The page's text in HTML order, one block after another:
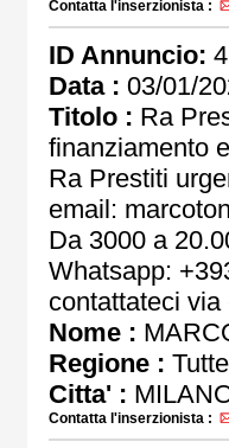
Contatta l'inserzionista :
ID Annuncio:
Data : 03/01/
Titolo : Ra
finanziamento
Ra Prestiti
email:
Da 3000 a
Whatsapp:
contattateci
Nome :
Regione :
Citta' :
Contatta l'inserzionista :